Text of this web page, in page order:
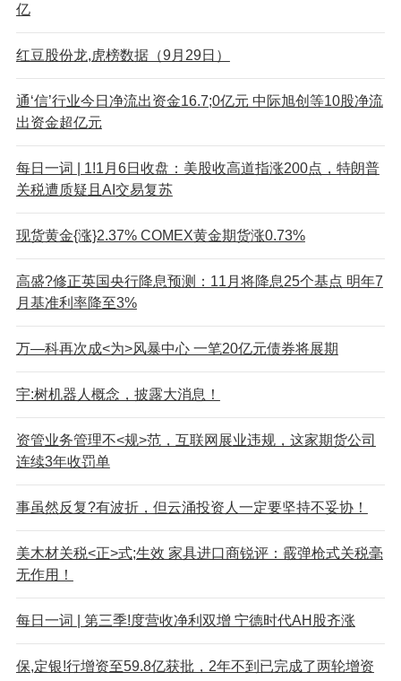
亿
红豆股份龙,虎榜数据（9月29日）
通‘信’行业今日净流出资金16.7;0亿元 中际旭创等10股净流
出资金超亿元
每日一词 | 1!1月6日收盘：美股收高道指涨200点，特朗普
关税遭质疑且AI交易复苏
现货黄金{涨}2.37% COMEX黄金期货涨0.73%
高盛?修正英国央行降息预测：11月将降息25个基点 明年7
月基准利率降至3%
万—科再次成<为>风暴中心 一笔20亿元债券将展期
宇:树机器人概念，披露大消息！
资管业务管理不<规>范，互联网展业违规，这家期货公司
连续3年收罚单
事虽然反复?有波折，但云涌投资人一定要坚持不妥协！
美木材关税<正>式;生效 家具进口商锐评：霰弹枪式关税毫
无作用！
每日一词 | 第三季!度营收净利双增 宁德时代AH股齐涨
保,定银!行增资至59.8亿获批，2年不到已完成了两轮增资